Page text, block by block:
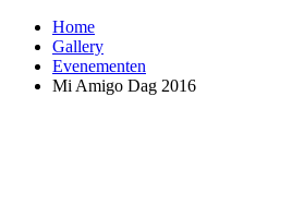
Home
Gallery
Evenementen
Mi Amigo Dag 2016